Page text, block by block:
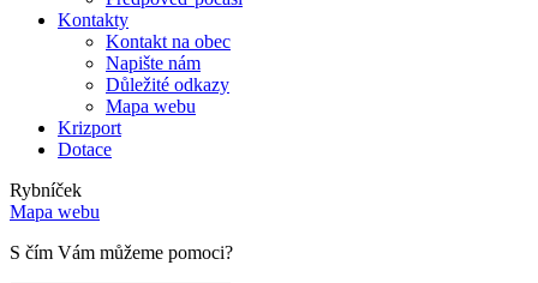
Kontakty
Kontakt na obec
Napište nám
Důležité odkazy
Mapa webu
Krizport
Dotace
Rybníček
Mapa webu
S čím Vám můžeme pomoci?